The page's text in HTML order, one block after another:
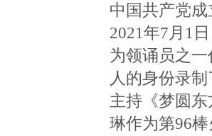
中国共产党
2021年7月1
为领诵员之
人的身份录
主持《梦圆东
琳作为第96